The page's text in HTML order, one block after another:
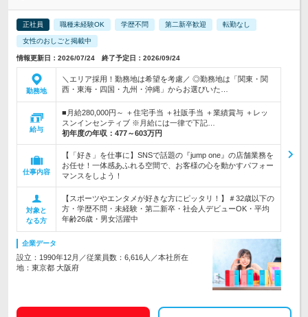
正社員 職種未経験OK 学歴不問 第二新卒歓迎 転勤なし
女性のおしごと掲載中
情報更新日：2026/07/24 終了予定日：2026/09/24
勤務地
＼エリア採用！勤務地は希望を考慮／ ◎勤務地は「関東・関
西・東海・四国・九州・沖縄」からお選びいた…
給与
■月給280,000円～ ＋住宅手当 ＋社販手当 ＋業績賞与 ＋レッ
スンインセンティブ ※月給には一律で下記…
初年度の年収： 477～603万円
仕事内容
【「好き」を仕事に】SNSで話題の『jump one』の店舗業務を
お任せ！一体感あふれる空間で、お客様の心を動かすパフォー
マンスをしよう！
対象と
なる方
【スポーツやエンタメが好きな方にピッタリ！】＃32歳以下の
方・学歴不問・未経験・第二新卒・社会人デビューOK・平均
年齢26歳・男女活躍中
企業データ
設立：1990年12月／従業員数：6,616人／本社所在
地：東京都 大阪府